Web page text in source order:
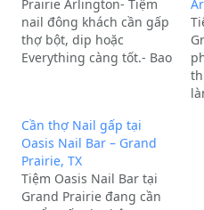
Prairie Arlington- Tiệm
nail đông khách cần gấp
thợ bột, dip hoặc
Everything càng tốt.- Bao
đông khách, khách lịch
sự, giá nail cao, tip cao-
Không khí làm việc vui…
Cần thợ Nail gấp tại
Oasis Nail Bar – Grand
Prairie, TX
Tiệm Oasis Nail Bar tại
Grand Prairie đang cần